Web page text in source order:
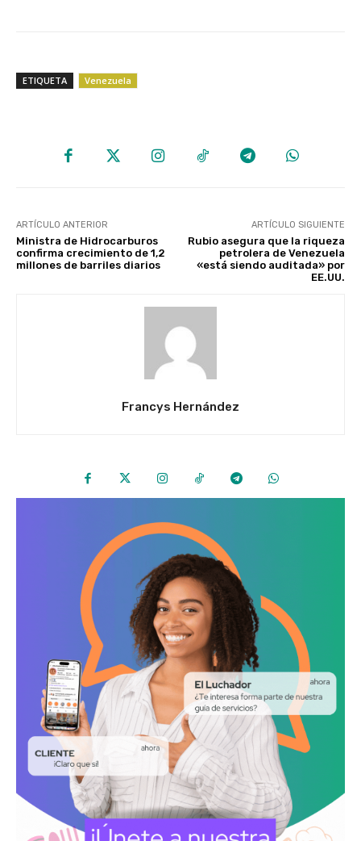
ETIQUETA Venezuela
ARTÍCULO ANTERIOR
Ministra de Hidrocarburos
confirma crecimiento de 1,2
millones de barriles diarios
ARTÍCULO SIGUIENTE
Rubio asegura que la riqueza
petrolera de Venezuela
«está siendo auditada» por
EE.UU.
Francys Hernández